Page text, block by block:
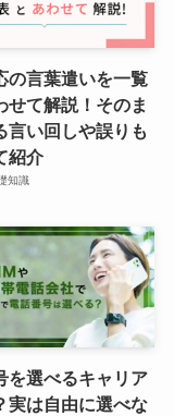
の言葉遣いを一覧
せて解説！そのま
言い回しや誤りも
紹介
知識
を選べるキャリア
実は自由に選べな